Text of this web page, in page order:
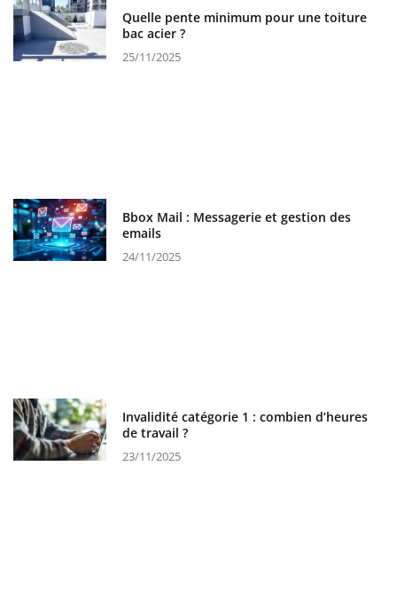
Quelle pente minimum pour une toiture
bac acier ?
25/11/2025
Bbox Mail : Messagerie et gestion des
emails
24/11/2025
Invalidité catégorie 1 : combien d’heures
de travail ?
23/11/2025